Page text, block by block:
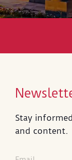
Stay
and content.